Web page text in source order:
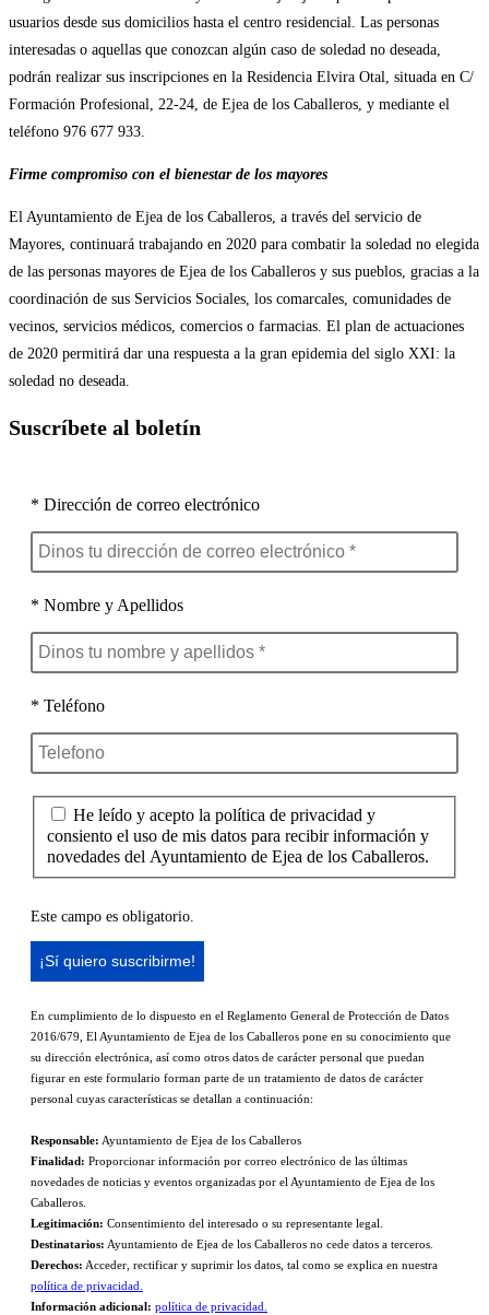
usuarios desde sus domicilios hasta el centro residencial. Las personas
interesadas o aquellas que conozcan algún caso de soledad no deseada,
podrán realizar sus inscripciones en la Residencia Elvira Otal, situada en C/
Formación Profesional, 22-24, de Ejea de los Caballeros, y mediante el
teléfono 976 677 933.
Firme compromiso con el bienestar de los mayores
El Ayuntamiento de Ejea de los Caballeros, a través del servicio de
Mayores, continuará trabajando en 2020 para combatir la soledad no elegida
de las personas mayores de Ejea de los Caballeros y sus pueblos, gracias a la
coordinación de sus Servicios Sociales, los comarcales, comunidades de
vecinos, servicios médicos, comercios o farmacias. El plan de actuaciones
de 2020 permitirá dar una respuesta a la gran epidemia del siglo XXI: la
soledad no deseada.
Suscríbete al boletín
* Dirección de correo electrónico
* Nombre y Apellidos
* Teléfono
He leído y acepto la política de privacidad y
consiento el uso de mis datos para recibir información y
novedades del Ayuntamiento de Ejea de los Caballeros.
Este campo es obligatorio.
En cumplimiento de lo dispuesto en el Reglamento General de Protección de Datos
2016/679, El Ayuntamiento de Ejea de los Caballeros pone en su conocimiento que
su dirección electrónica, así como otros datos de carácter personal que puedan
figurar en este formulario forman parte de un tratamiento de datos de carácter
personal cuyas características se detallan a continuación:
Responsable: Ayuntamiento de Ejea de los Caballeros
Finalidad: Proporcionar información por correo electrónico de las últimas
novedades de noticias y eventos organizadas por el Ayuntamiento de Ejea de los
Caballeros.
Legitimación: Consentimiento del interesado o su representante legal.
Destinatarios: Ayuntamiento de Ejea de los Caballeros no cede datos a terceros.
Derechos: Acceder, rectificar y suprimir los datos, tal como se explica en nuestra
política de privacidad.
Información adicional: política de privacidad.